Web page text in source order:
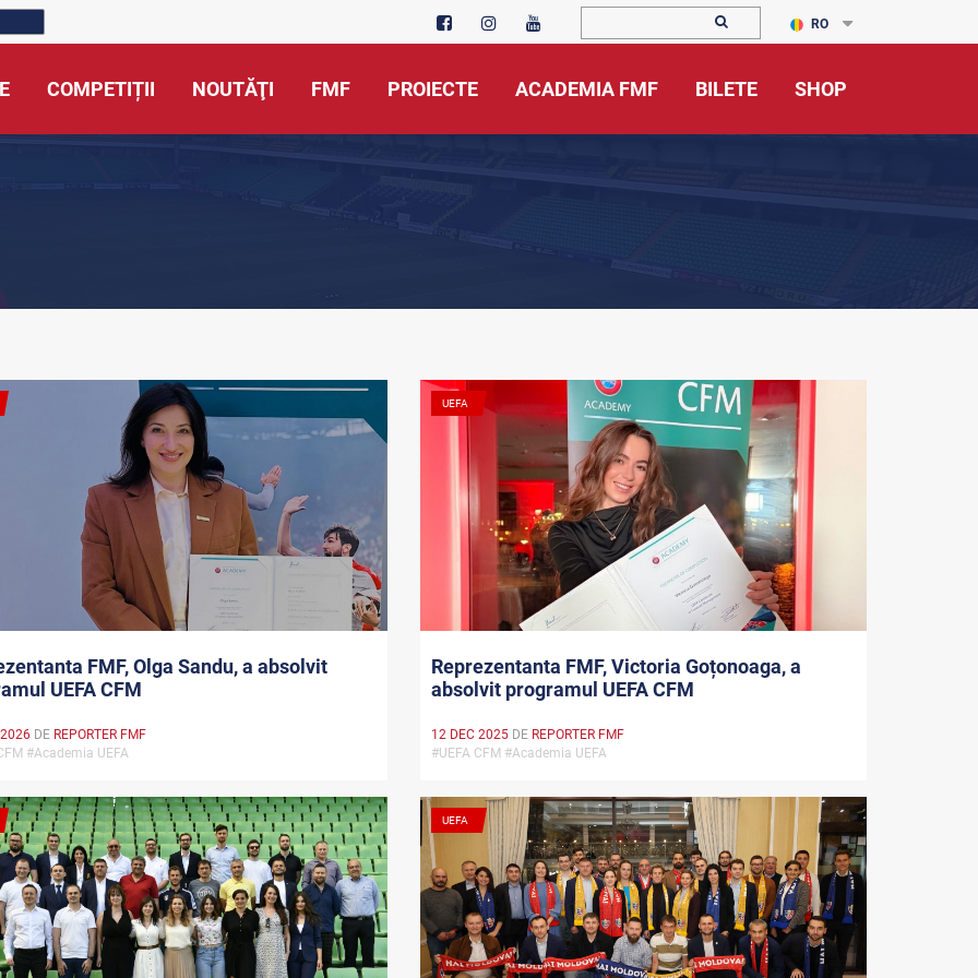
RO
COMPETIȚII NOUTĂŢI FMF PROIECTE ACADEMIA FMF BILETE SHOP
FMF, Olga Sandu, a absolvit
UEFA CFM
DE REPORTER FMF
#Academia UEFA
UEFA
Reprezentanta FMF, Victoria Goțonoaga, a
absolvit programul UEFA CFM
12 DEC 2025 DE REPORTER FMF
#UEFA CFM #Academia UEFA
UEFA